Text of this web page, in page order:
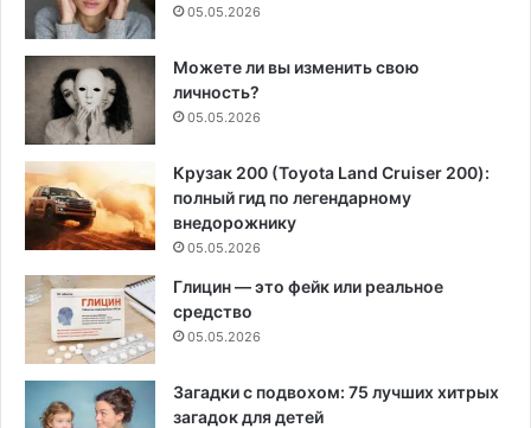
05.05.2026
Можете ли вы изменить свою
личность?
05.05.2026
Крузак 200 (Toyota Land Cruiser 200):
полный гид по легендарному
внедорожнику
05.05.2026
Глицин — это фейк или реальное
средство
05.05.2026
Загадки с подвохом: 75 лучших хитрых
загадок для детей